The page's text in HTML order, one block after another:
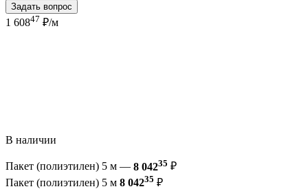
Задать вопрос
1 60847 ₽/м
В наличии
Пакет (полиэтилен) 5 м — 8 04235 ₽
Пакет (полиэтилен) 5 м 8 04235 ₽